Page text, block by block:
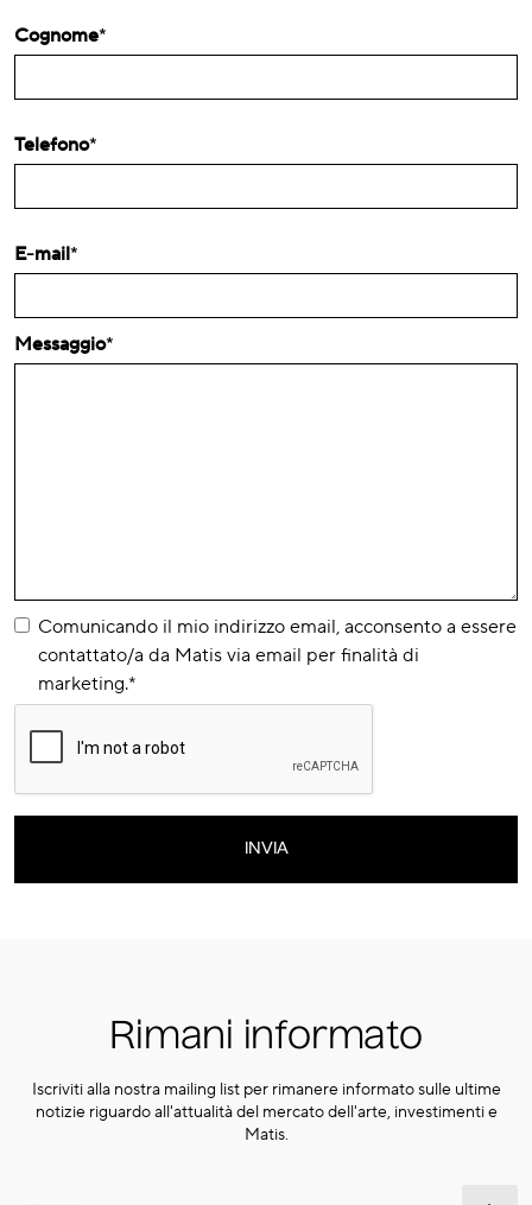
Cognome*
Telefono*
E-mail*
Messaggio*
Comunicando il mio indirizzo email, acconsento a essere
contattato/a da Matis via email per finalità di
marketing.*
Rimani informato
Iscriviti alla nostra mailing list per rimanere informato sulle ultime
notizie riguardo all'attualità del mercato dell'arte, investimenti e
Matis.